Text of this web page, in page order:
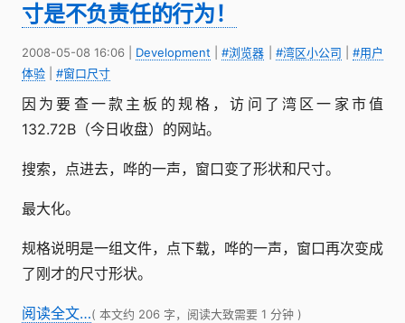
寸是不负责任的行为！
2008-05-08 16:06 Development |#浏览器 #湾区小公司
#用户
体验
#窗口尺寸
因为要查一款主板的规格，访问了湾区一家市值
132.72B（今日收盘）的网站。
搜索，点进去，哗的一声，窗口变了形状和尺寸。
最大化。
规格说明是一组文件，点下载，哗的一声，窗口再次变成
了刚才的尺寸形状。
阅读全文…( 本文约 206 字，阅读大致需要 1 分钟 )